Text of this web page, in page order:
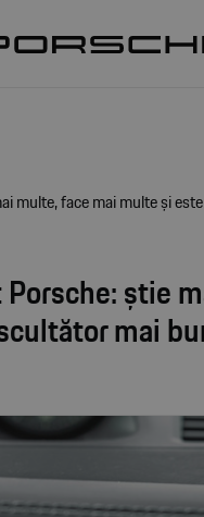
multe, face mai multe și
știe
mai